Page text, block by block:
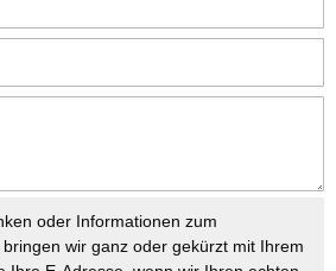
oder Informationen zum
wir ganz oder gekürzt mit Ihrem